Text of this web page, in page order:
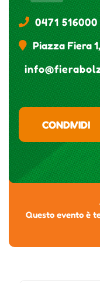
0471 516000
Piazza Fiera
CONDIVIDI
Questo evento è